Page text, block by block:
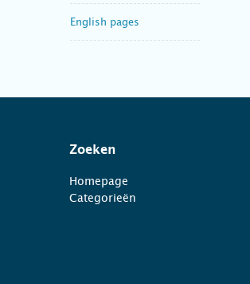
English pages
Zoeken
Homepage
Categorieën